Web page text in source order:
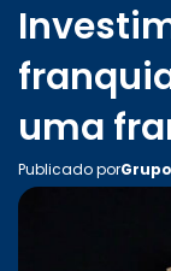
SOBRE NÓS
SERVIÇOS
uma
Publicado por